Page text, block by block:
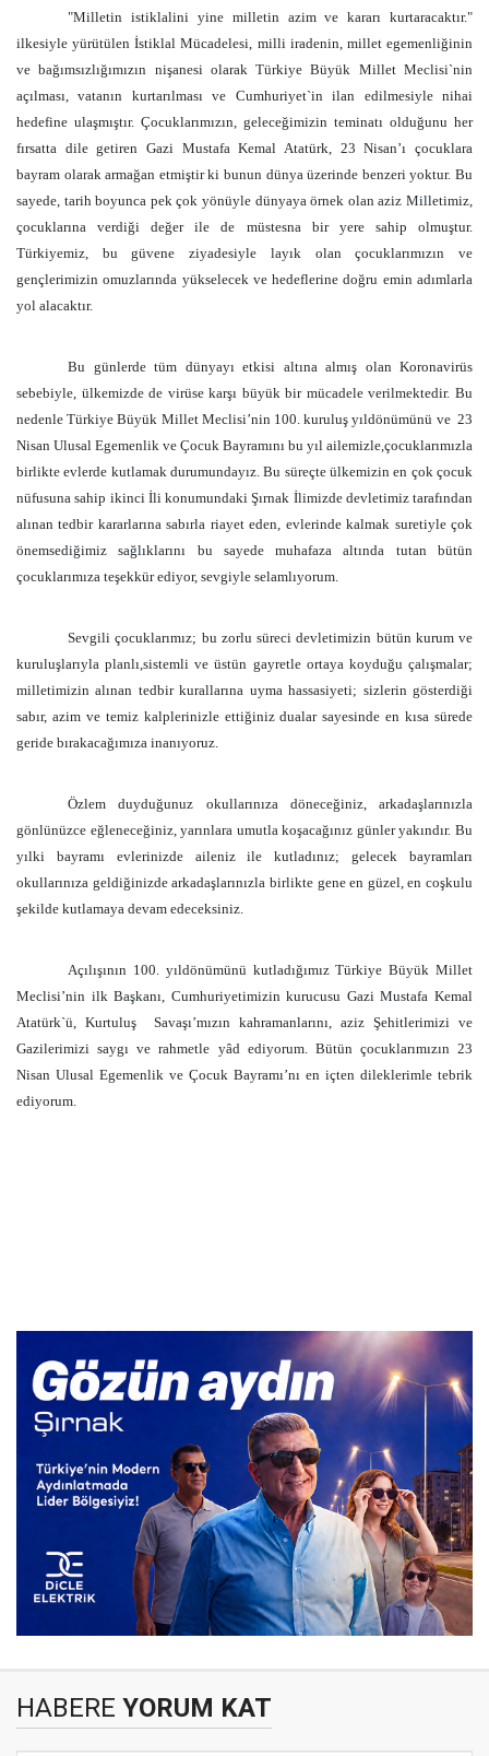
"Milletin istiklalini yine milletin azim ve kararı kurtaracaktır."
ilkesiyle yürütülen İstiklal Mücadelesi, milli iradenin, millet egemenliğinin
ve bağımsızlığımızın nişanesi olarak Türkiye Büyük Millet Meclisi`nin
açılması, vatanın kurtarılması ve Cumhuriyet`in ilan edilmesiyle nihai
hedefine ulaşmıştır. Çocuklarımızın, geleceğimizin teminatı olduğunu her
fırsatta dile getiren Gazi Mustafa Kemal Atatürk, 23 Nisan’ı çocuklara
bayram olarak armağan etmiştir ki bunun dünya üzerinde benzeri yoktur. Bu
sayede, tarih boyunca pek çok yönüyle dünyaya örnek olan aziz Milletimiz,
çocuklarına verdiği değer ile de müstesna bir yere sahip olmuştur.
Türkiyemiz, bu güvene ziyadesiyle layık olan çocuklarımızın ve
gençlerimizin omuzlarında yükselecek ve hedeflerine doğru emin adımlarla
yol alacaktır.
Bu günlerde tüm dünyayı etkisi altına almış olan Koronavirüs
sebebiyle, ülkemizde de virüse karşı büyük bir mücadele verilmektedir. Bu
nedenle Türkiye Büyük Millet Meclisi’nin 100. kuruluş yıldönümünü ve 23
Nisan Ulusal Egemenlik ve Çocuk Bayramını bu yıl ailemizle,çocuklarımızla
birlikte evlerde kutlamak durumundayız. Bu süreçte ülkemizin en çok çocuk
nüfusuna sahip ikinci İli konumundaki Şırnak İlimizde devletimiz tarafından
alınan tedbir kararlarına sabırla riayet eden, evlerinde kalmak suretiyle çok
önemsediğimiz sağlıklarını bu sayede muhafaza altında tutan bütün
çocuklarımıza teşekkür ediyor, sevgiyle selamlıyorum.
Sevgili çocuklarımız; bu zorlu süreci devletimizin bütün kurum ve
kuruluşlarıyla planlı,sistemli ve üstün gayretle ortaya koyduğu çalışmalar;
milletimizin alınan tedbir kurallarına uyma hassasiyeti; sizlerin gösterdiği
sabır, azim ve temiz kalplerinizle ettiğiniz dualar sayesinde en kısa sürede
geride bırakacağımıza inanıyoruz.
Özlem duyduğunuz okullarınıza döneceğiniz, arkadaşlarınızla
gönlünüzce eğleneceğiniz, yarınlara umutla koşacağınız günler yakındır. Bu
yılki bayramı evlerinizde aileniz ile kutladınız; gelecek bayramları
okullarınıza geldiğinizde arkadaşlarınızla birlikte gene en güzel, en coşkulu
şekilde kutlamaya devam edeceksiniz.
Açılışının 100. yıldönümünü kutladığımız Türkiye Büyük Millet
Meclisi’nin ilk Başkanı, Cumhuriyetimizin kurucusu Gazi Mustafa Kemal
Atatürk`ü, Kurtuluş
Savaşı’mızın kahramanlarını, aziz Şehitlerimizi ve
Gazilerimizi saygı ve rahmetle yâd ediyorum. Bütün çocuklarımızın 23
Nisan Ulusal Egemenlik ve Çocuk Bayramı’nı en içten dileklerimle tebrik
ediyorum.
HABERE YORUM KAT